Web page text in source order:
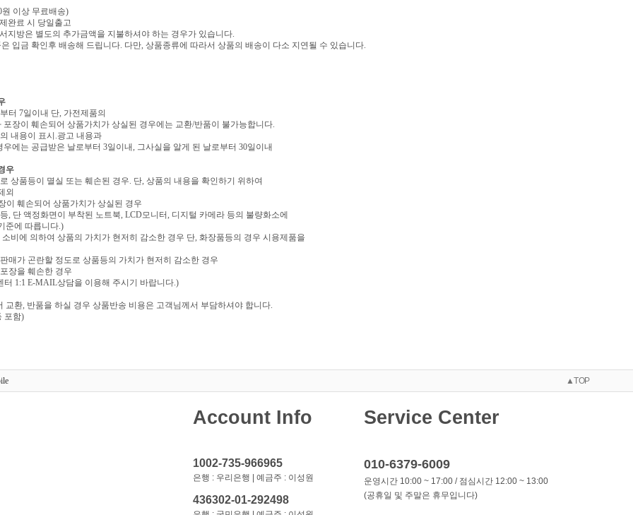
원 이상 무료배송)
완료 시 당일출고
지방은 별도의 추가금액을 지불하셔야 하는 경우가 있습니다.
입금 확인후 배송해 드립니다. 다만, 상품종류에 따라서 상품의 배송이 다소 지연될 수 있습니다.
터 7일이내 단, 가전제품의
장이 훼손되어 상품가치가 상실된 경우에는 교환/반품이 불가능합니다.
내용이 표시.광고 내용과
에는 공급받은 날로부터 3일이내, 그사실을 알게 된 날로부터 30일이내
우
상품등이 멸실 또는 훼손된 경우. 단, 상품의 내용을 확인하기 위하여
외
이 훼손되어 상품가치가 상실된 경우
, 단 액정화면이 부착된 노트북, LCD모니터, 디지털 카메라 등의 불량화소에
준에 따릅니다.)
비에 의하여 상품의 가치가 현저히 감소한 경우 단, 화장품등의 경우 시용제품을
매가 곤란할 정도로 상품등의 가치가 현저히 감소한 경우
장을 훼손한 경우
터 1:1 E-MAIL상담을 이용해 주시기 바랍니다.)
환, 반품을 하실 경우 상품반송 비용은 고객님께서 부담하셔야 합니다.
포함)
▲TOP
Account Info
1002-735-966965
은행 : 우리은행 | 예금주 : 이성원
436302-01-292498
Service Center
010-6379-6009
운영시간 10:00 ~ 17:00 / 점심시간 12:00 ~ 13:00
(공휴일 및 주말은 휴무입니다)